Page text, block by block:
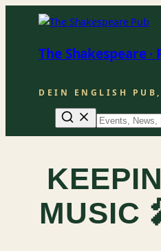
The Shakespeare ·
DEIN ENGLISH PUB,
Suche
MUSIC